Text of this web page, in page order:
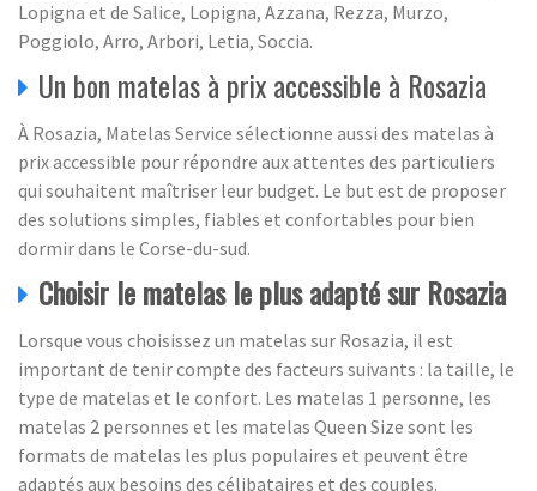
Lopigna et de Salice, Lopigna, Azzana, Rezza, Murzo,
Poggiolo, Arro, Arbori, Letia, Soccia.
Un bon matelas à prix accessible à Rosazia
À Rosazia, Matelas Service sélectionne aussi des matelas à
prix accessible pour répondre aux attentes des particuliers
qui souhaitent maîtriser leur budget. Le but est de proposer
des solutions simples, fiables et confortables pour bien
dormir dans le Corse-du-sud.
Choisir le matelas le plus adapté sur Rosazia
Lorsque vous choisissez un matelas sur Rosazia, il est
important de tenir compte des facteurs suivants : la taille, le
type de matelas et le confort. Les matelas 1 personne, les
matelas 2 personnes et les matelas Queen Size sont les
formats de matelas les plus populaires et peuvent être
adaptés aux besoins des célibataires et des couples.